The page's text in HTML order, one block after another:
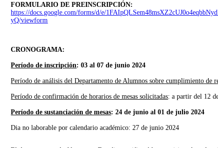
FORMULARIO DE PREINSCRIPCIÓN:
https://docs.google.com/forms/d/e/
yQ/viewform
CRONOGRAMA:
Período de inscripción: 03 al 07 de junio 2024
Período de análisis del Departamento de Alumnos sobre cumplimiento de
Período de confirmación de horarios de mesas solicitadas: a partir del 12
Período de sustanciación de mesas: 24 de junio al 01 de julio 2024
Dia no laborable por calendario académico: 27 de junio 2024